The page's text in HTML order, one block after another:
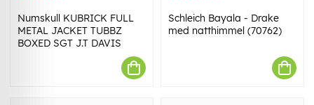
Numskull KUBRICK FULL
METAL JACKET TUBBZ
BOXED SGT J.T DAVIS
Schleich Bayala - Drake
med natthimmel (70762)